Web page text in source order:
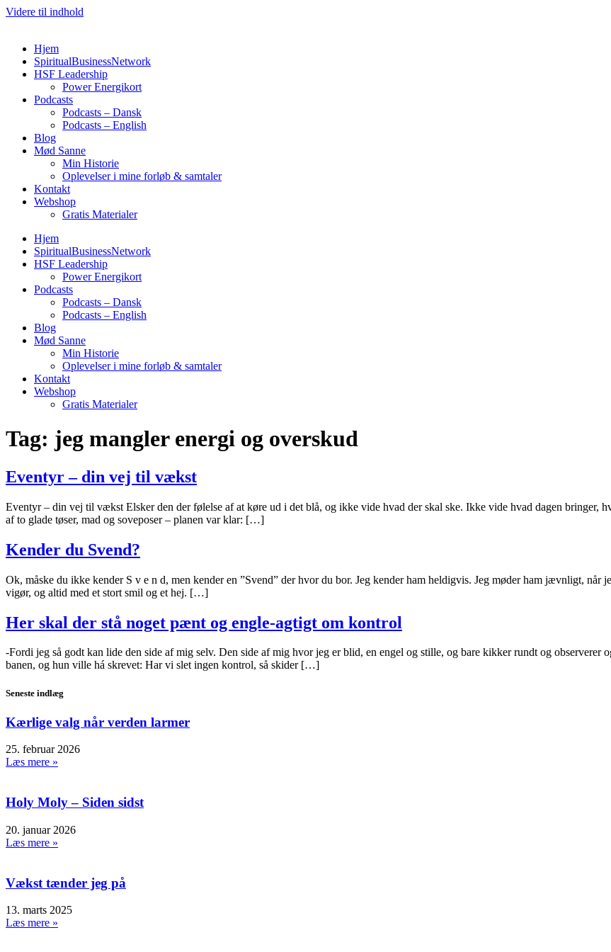
Videre til indhold
Hjem
SpiritualBusinessNetwork
HSF Leadership
Power Energikort
Podcasts
Podcasts – Dansk
Podcasts – English
Blog
Mød Sanne
Min Historie
Oplevelser i mine forløb & samtaler
Kontakt
Webshop
Gratis Materialer
Hjem
SpiritualBusinessNetwork
HSF Leadership
Power Energikort
Podcasts
Podcasts – Dansk
Podcasts – English
Blog
Mød Sanne
Min Historie
Oplevelser i mine forløb & samtaler
Kontakt
Webshop
Gratis Materialer
Tag: jeg mangler energi og overskud
Eventyr – din vej til vækst
Eventyr – din vej til vækst Elsker den der følelse af at køre ud i det blå, og ikke vide hvad der skal ske. Ikke vide hvad dagen bringer,
af to glade tøser, mad og soveposer – planen var klar: […]
Kender du Svend?
Ok, måske du ikke kender S v e n d, men kender en ”Svend” der hvor du bor. Jeg kender ham heldigvis. Jeg møder ham jævnligt,
vigør, og altid med et stort smil og et hej. […]
Her skal der stå noget pænt og engle-agtigt om kontrol
-Fordi jeg så godt kan lide den side af mig selv. Den side af mig hvor jeg er blid, en engel og stille, og bare kikker rundt og observerer
banen, og hun ville há skrevet: Har vi slet ingen kontrol, så skider […]
Seneste indlæg
Kærlige valg når verden larmer
25. februar 2026
Læs mere »
Holy Moly – Siden sidst
20. januar 2026
Læs mere »
Vækst tænder jeg på
13. marts 2025
Læs mere »